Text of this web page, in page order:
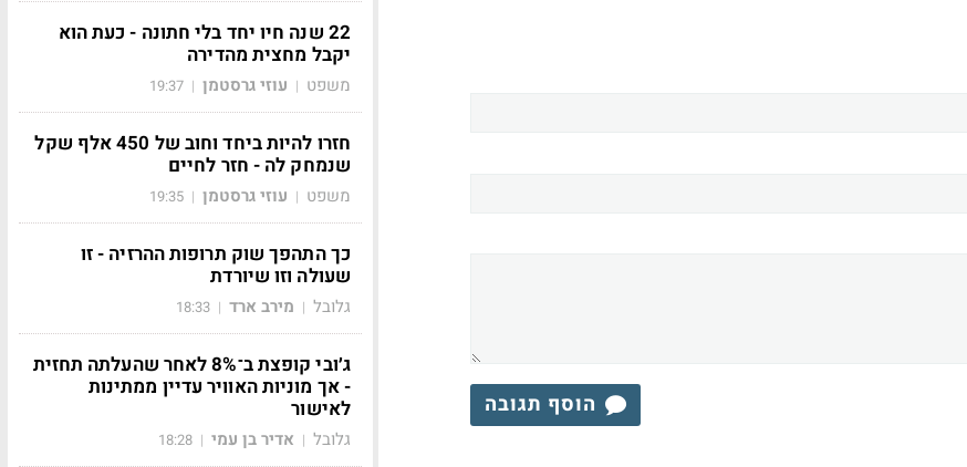
הוסף תגובה
22 שנה חיו יחד בלי חתונה - כעת הוא
יקבל מחצית מהדירה
משפט | עוזי גרסטמן |
19:37
חזרו להיות ביחד וחוב של 450 אלף שקל
שנמחק לה - חזר לחיים
משפט | עוזי גרסטמן |
19:35
כך התהפך שוק תרופות ההרזיה - זו
שעולה וזו שיורדת
גלובל | מירב ארד |
18:33
ג׳ובי קופצת ב־8% לאחר שהעלתה תחזית
- אך מוניות האוויר עדיין ממתינות
לאישור
גלובל | אדיר בן עמי |
18:28